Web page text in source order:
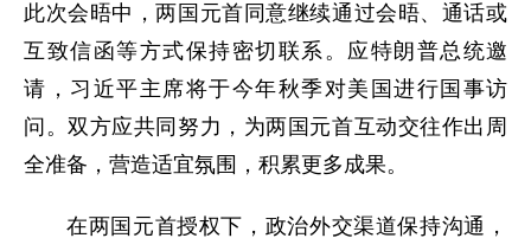
此次会晤中，两国元首同意继续通过会晤、通话或
互致信函等方式保持密切联系。应特朗普总统邀
请，习近平主席将于今年秋季对美国进行国事访
问。双方应共同努力，为两国元首互动交往作出周
全准备，营造适宜氛围，积累更多成果。
在两国元首授权下，政治外交渠道保持沟通，